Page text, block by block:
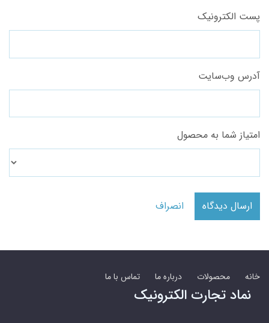
پست الکترونیک
آدرس وب‌سایت
امتیاز شما به محصول
ارسال دیدگاه انصراف
خانه محصولات درباره ما تماس با ما
نماد تجارت الکترونیک